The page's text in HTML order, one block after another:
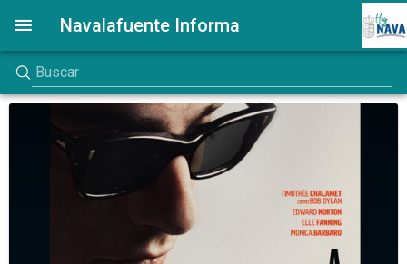
Navalafuente Informa